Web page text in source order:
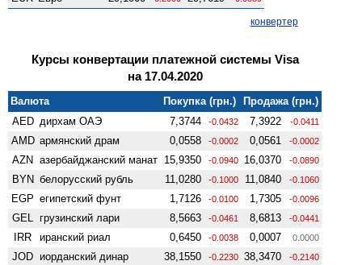
конвертер
Курсы конвертации платежной системы Visa
на 17.04.2020
Валюта Покупка (грн.)
Продажа (грн.)
AED дирхам ОАЭ 7,3744 -0.0432 7,3922 -0.0411
AMD армянский драм 0,0558 -0.0002 0,0561 -0.0002
AZN азербайджанский манат 15,9350 -0.0940 16,0370 -0.0890
BYN белорусский рубль 11,0280 -0.1000 11,0840 -0.1060
EGP египетский фунт 1,7126 -0.0100 1,7305 -0.0096
GEL грузинский лари 8,5663 -0.0461 8,6813 -0.0441
IRR иранский риал 0,6450 -0.0038 0,0007 0.0000
JOD иорданский динар 38,1550 -0.2230 38,3470 -0.2140